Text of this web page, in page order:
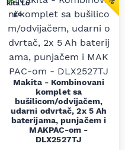
RSD.
cena je: 32.790,00 RSD.
Makita - Kombinovani
komplet sa
bušilicom/odvijačem,
udarni odvrtač, 2x 5 Ah
baterijama, punjačem i
MAKPAC-om -
DLX2527TJ